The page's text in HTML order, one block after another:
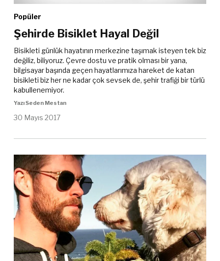
Popüler
Şehirde Bisiklet Hayal Değil
Bisikleti günlük hayatının merkezine taşımak isteyen tek biz
değiliz, biliyoruz. Çevre dostu ve pratik olması bir yana,
bilgisayar başında geçen hayatlarımıza hareket de katan
bisikleti biz her ne kadar çok sevsek de, şehir trafiği bir türlü
kabullenemiyor.
Yazı Seden Mestan
30 Mayıs 2017